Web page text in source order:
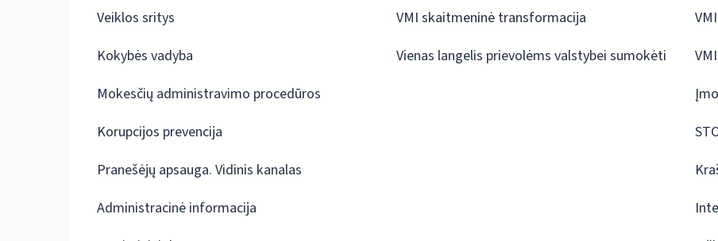
Veiklos sritys
Kokybės vadyba
Mokesčių administravimo procedūros
Korupcijos prevencija
Pranešėjų apsauga. Vidinis kanalas
Administracinė informacija
VMI skaitmeninė transformacija
Vienas langelis prievolėms valstybei sumokėti